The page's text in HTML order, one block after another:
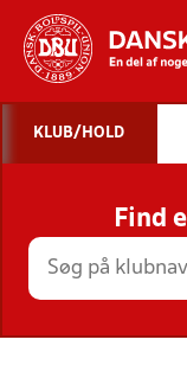
KLUB/HOLD
Find